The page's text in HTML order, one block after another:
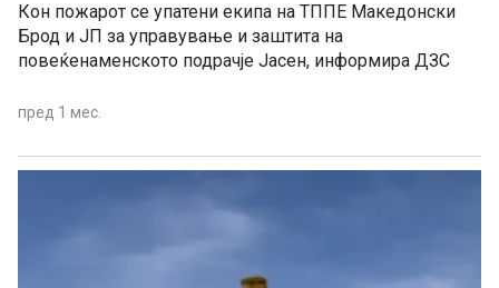
Кон пожарот се упатени екипа на ТППЕ Македонски
Брод и ЈП за управување и заштита на
повеќенаменското подрачје Јасен, информира ДЗС
пред 1 мес.